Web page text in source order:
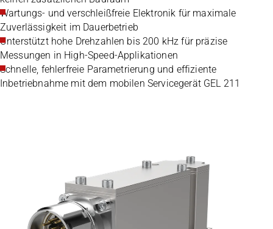
Wartungs- und verschleißfreie Elektronik für maximale
Zuverlässigkeit im Dauerbetrieb
Unterstützt hohe Drehzahlen bis 200 kHz für präzise
Messungen in High-Speed-Applikationen
Schnelle, fehlerfreie Parametrierung und effiziente
Inbetriebnahme mit dem mobilen Servicegerät GEL 211